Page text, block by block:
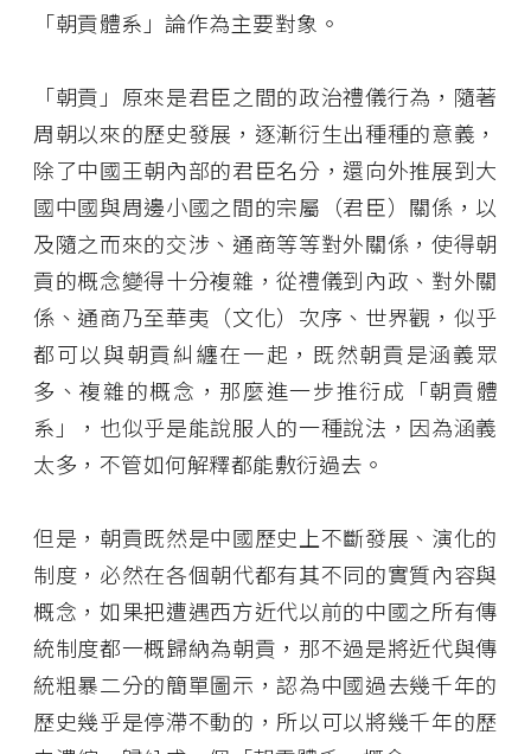
「朝貢體系」論作為主要對象。
「朝貢」原來是君臣之間的政治禮儀行為，隨著
周朝以來的歷史發展，逐漸衍生出種種的意義，
除了中國王朝內部的君臣名分，還向外推展到大
國中國與周邊小國之間的宗屬（君臣）關係，以
及隨之而來的交涉、通商等等對外關係，使得朝
貢的概念變得十分複雜，從禮儀到內政、對外關
係、通商乃至華夷（文化）次序、世界觀，似乎
都可以與朝貢糾纏在一起，既然朝貢是涵義眾
多、複雜的概念，那麼進一步推衍成「朝貢體
系」，也似乎是能說服人的一種說法，因為涵義
太多，不管如何解釋都能敷衍過去。
但是，朝貢既然是中國歷史上不斷發展、演化的
制度，必然在各個朝代都有其不同的實質內容與
概念，如果把遭遇西方近代以前的中國之所有傳
統制度都一概歸納為朝貢，那不過是將近代與傳
統粗暴二分的簡單圖示，認為中國過去幾千年的
歷史幾乎是停滯不動的，所以可以將幾千年的歷